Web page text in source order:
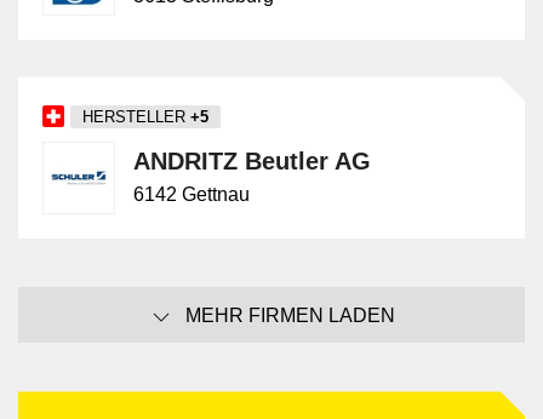
HERSTELLER +5
ANDRITZ Beutler AG
6142 Gettnau
MEHR FIRMEN LADEN